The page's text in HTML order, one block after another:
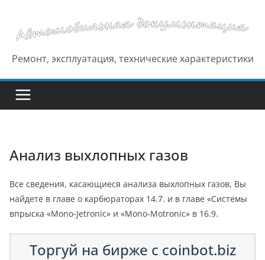
содержимому
Ремонт, эксплуатация, технические характеристики
Анализ выхлопных газов
Все сведения, касающиеся анализа выхлопных газов, Вы
найдете в главе о карбюраторах 14.7. и в главе «Системы
впрыска «Mono-Jetronic» и «Mono-Motronic» в 16.9.
Торгуй на бирже с coinbot.biz